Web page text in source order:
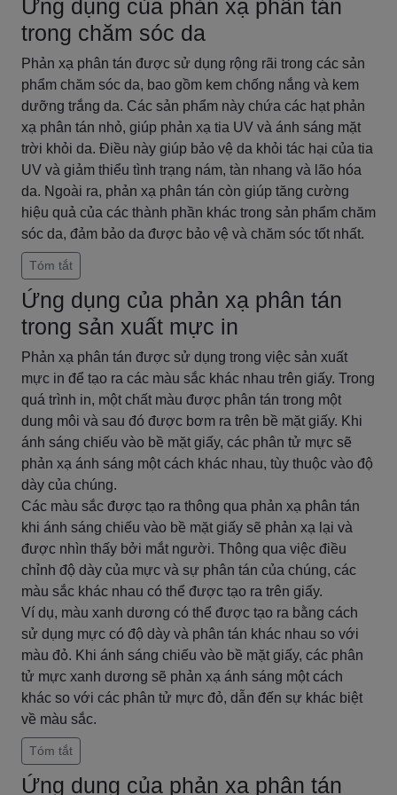
Ứng dụng của phản xạ phân tán
trong chăm sóc da
Phản xạ phân tán được sử dụng rộng rãi trong các sản
phẩm chăm sóc da, bao gồm kem chống nắng và kem
dưỡng trắng da. Các sản phẩm này chứa các hạt phản
xạ phân tán nhỏ, giúp phản xạ tia UV và ánh sáng mặt
trời khỏi da. Điều này giúp bảo vệ da khỏi tác hại của tia
UV và giảm thiểu tình trạng nám, tàn nhang và lão hóa
da. Ngoài ra, phản xạ phân tán còn giúp tăng cường
hiệu quả của các thành phần khác trong sản phẩm chăm
sóc da, đảm bảo da được bảo vệ và chăm sóc tốt nhất.
Tóm tắt
Ứng dụng của phản xạ phân tán
trong sản xuất mực in
Phản xạ phân tán được sử dụng trong việc sản xuất
mực in để tạo ra các màu sắc khác nhau trên giấy. Trong
quá trình in, một chất màu được phân tán trong một
dung môi và sau đó được bơm ra trên bề mặt giấy. Khi
ánh sáng chiếu vào bề mặt giấy, các phân tử mực sẽ
phản xạ ánh sáng một cách khác nhau, tùy thuộc vào độ
dày của chúng.
Các màu sắc được tạo ra thông qua phản xạ phân tán
khi ánh sáng chiếu vào bề mặt giấy sẽ phản xạ lại và
được nhìn thấy bởi mắt người. Thông qua việc điều
chỉnh độ dày của mực và sự phân tán của chúng, các
màu sắc khác nhau có thể được tạo ra trên giấy.
Ví dụ, màu xanh dương có thể được tạo ra bằng cách
sử dụng mực có độ dày và phân tán khác nhau so với
màu đỏ. Khi ánh sáng chiếu vào bề mặt giấy, các phân
tử mực xanh dương sẽ phản xạ ánh sáng một cách
khác so với các phân tử mực đỏ, dẫn đến sự khác biệt
về màu sắc.
Tóm tắt
Ứng dụng của phản xạ phân tán